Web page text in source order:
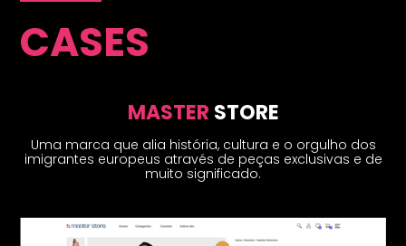
CASES
MASTER STORE
Uma marca que alia história, cultura e o orgulho dos
imigrantes europeus através de peças exclusivas e de
muito significado.